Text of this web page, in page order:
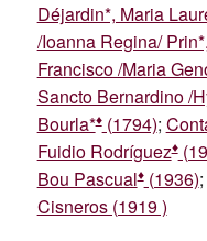
Déjardin*, Maria
/Ioanna Regina/
Francisco /Maria
Sancto Bernardino /
Bourla*♦(1794);
Fuidio Rodríguez♦
Bou Pascual♦(1936);
Cisneros (1919 )